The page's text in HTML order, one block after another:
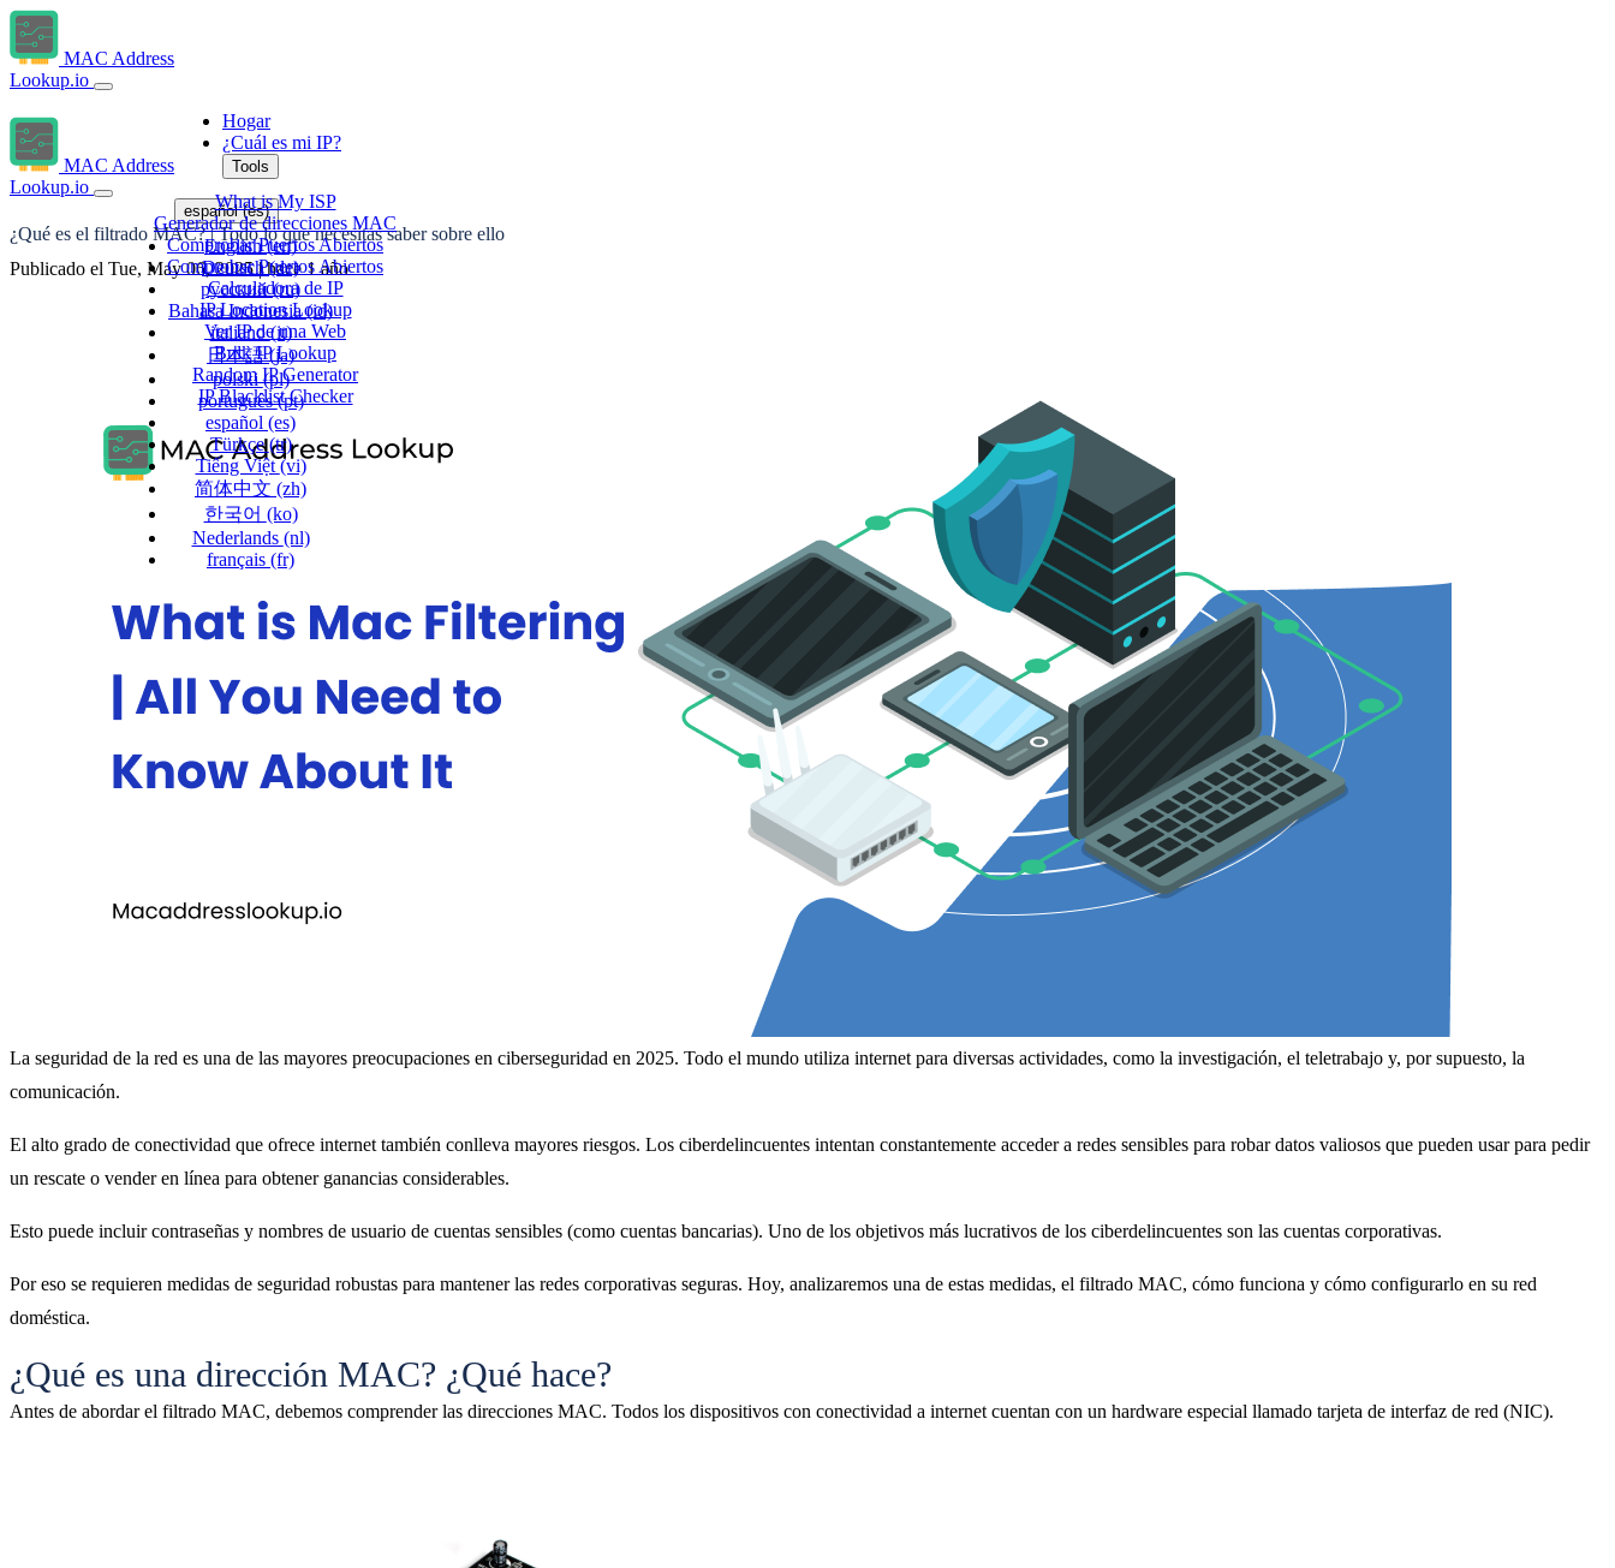
MAC Address
Lookup.io
MAC Address
Lookup.io
Hogar
¿Cuál es mi IP?
Tools
What is My ISP
Generador de direcciones MAC
Comprobar Puertos Abiertos
Comprobar Puertos Abiertos
Calculadora de IP
IP Location Lookup
Ver IP de una Web
Bulk IP Lookup
Random IP Generator
IP Blacklist Checker
español(es)
English(en)
Deutsch(de)
русский(ru)
Bahasa Indonesia(id)
italiano(it)
日本語(ja)
polski(pl)
português(pt)
español (es)
Türkçe(tr)
Tiếng Việt(vi)
简体中文 (zh)
한국어 (ko)
Nederlands (nl)
français (fr)
¿Qué es el filtrado MAC? | Todo lo que necesitas saber sobre ello
Publicado el Tue, May 06, 2025 | hace 1 año
La seguridad de la red es una de las mayores preocupaciones en ciberseguridad en 2025. Todo el mundo utiliza internet para diversas actividades, como la investigación, el teletrabajo y, por supuesto, la
comunicación.
El alto grado de conectividad que ofrece internet también conlleva mayores riesgos. Los ciberdelincuentes intentan constantemente acceder a redes sensibles para robar datos valiosos que pueden usar para pedir
un rescate o vender en línea para obtener ganancias considerables.
Esto puede incluir contraseñas y nombres de usuario de cuentas sensibles (como cuentas bancarias). Uno de los objetivos más lucrativos de los ciberdelincuentes son las cuentas corporativas.
Por eso se requieren medidas de seguridad robustas para mantener las redes corporativas seguras. Hoy, analizaremos una de estas medidas, el filtrado MAC, cómo funciona y cómo configurarlo en su red
doméstica.
¿Qué es una dirección MAC? ¿Qué hace?
Antes de abordar el filtrado MAC, debemos comprender las direcciones MAC. Todos los dispositivos con conectividad a internet cuentan con un hardware especial llamado tarjeta de interfaz de red (NIC).